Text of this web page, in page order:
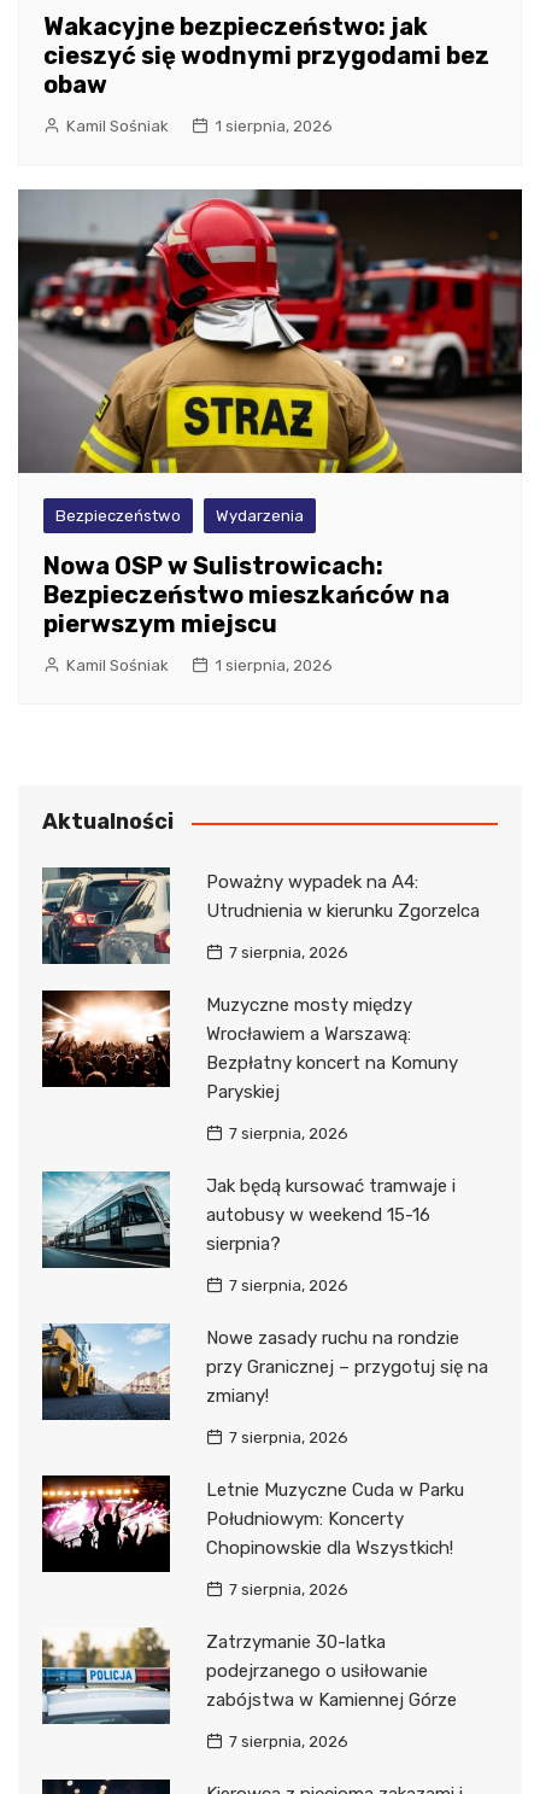
Wakacyjne bezpieczeństwo: jak
cieszyć się wodnymi przygodami bez
obaw
Kamil Sośniak 1 sierpnia, 2026
Bezpieczeństwo Wydarzenia
Nowa OSP w Sulistrowicach:
Bezpieczeństwo mieszkańców na
pierwszym miejscu
Kamil Sośniak 1 sierpnia, 2026
Aktualności
Poważny wypadek na A4:
Utrudnienia w kierunku Zgorzelca
7 sierpnia, 2026
Muzyczne mosty między
Wrocławiem a Warszawą:
Bezpłatny koncert na Komuny
Paryskiej
7 sierpnia, 2026
Jak będą kursować tramwaje i
autobusy w weekend 15-16
sierpnia?
7 sierpnia, 2026
Nowe zasady ruchu na rondzie
przy Granicznej – przygotuj się na
zmiany!
7 sierpnia, 2026
Letnie Muzyczne Cuda w Parku
Południowym: Koncerty
Chopinowskie dla Wszystkich!
7 sierpnia, 2026
Zatrzymanie 30-latka
podejrzanego o usiłowanie
zabójstwa w Kamiennej Górze
7 sierpnia, 2026